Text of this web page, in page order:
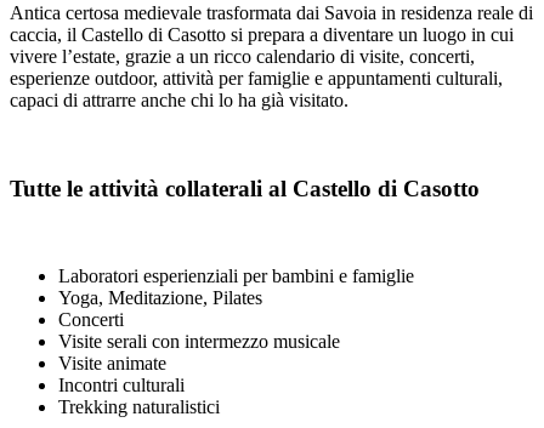
Antica certosa medievale trasformata dai Savoia in residenza reale di
caccia, il Castello di Casotto si prepara a diventare un luogo in cui
vivere l’estate, grazie a un ricco calendario di visite, concerti,
esperienze outdoor, attività per famiglie e appuntamenti culturali,
capaci di attrarre anche chi lo ha già visitato.
Tutte le attività collaterali al Castello di Casotto
Laboratori esperienziali per bambini e famiglie
Yoga, Meditazione, Pilates
Concerti
Visite serali con intermezzo musicale
Visite animate
Incontri culturali
Trekking naturalistici